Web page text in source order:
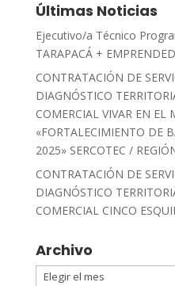
Últimas Noticias
Ejecutivo/a Técnico
TARAPACÁ +
CONTRATACIÓN DE
DIAGNÓSTICO
COMERCIAL VIVAR EN EL
«FORTALECIMIENTO DE
2025» SERCOTEC /
CONTRATACIÓN DE
DIAGNÓSTICO
COMERCIAL CINCO
Archivo
Archivo